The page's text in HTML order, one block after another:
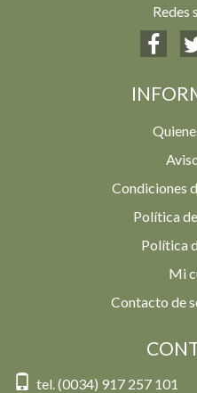
Redes
Condiciones
Política
Política
Mi
Contacto de
tel. (0034) 917 257 101